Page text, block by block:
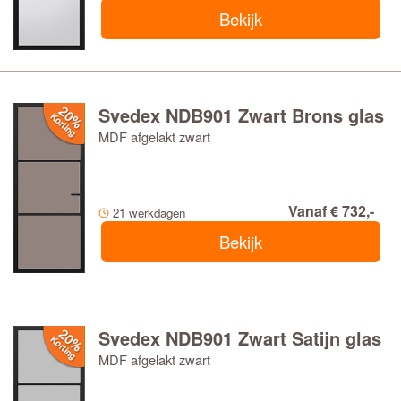
Bekijk
Svedex NDB901 Zwart Brons glas
MDF afgelakt zwart
21 werkdagen Vanaf € 732,-
Bekijk
Svedex NDB901 Zwart Satijn glas
MDF afgelakt zwart